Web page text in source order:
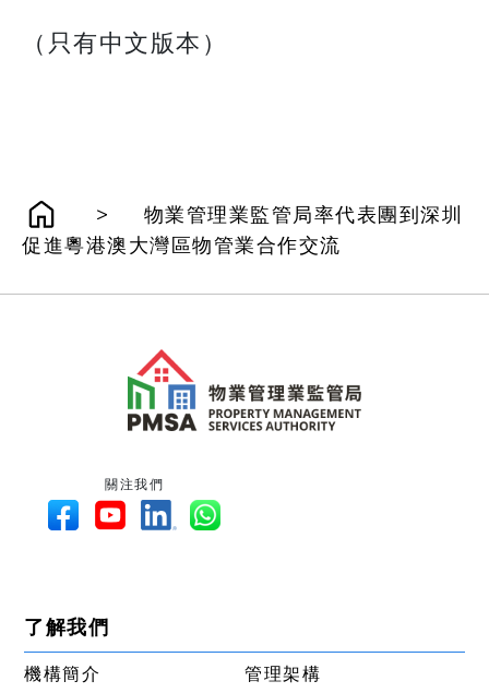
（只有中文版本）
>
物業管理業監管局率代表團到深圳
促進粵港澳大灣區物管業合作交流
關注我們
了解我們
機構簡介
管理架構